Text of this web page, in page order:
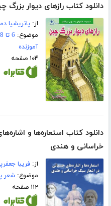
دانلود کتاب رازهای دیوار بزرگ
از:پاتریشیا
موضوع: 6 تا 8 سال
آموزنده
۱۰۴ صفحه
دانلود کتاب استعاره‌ها و
خراسانی و هندی
از:فریبا
موضوع:شعر
۱۱۲ صفحه